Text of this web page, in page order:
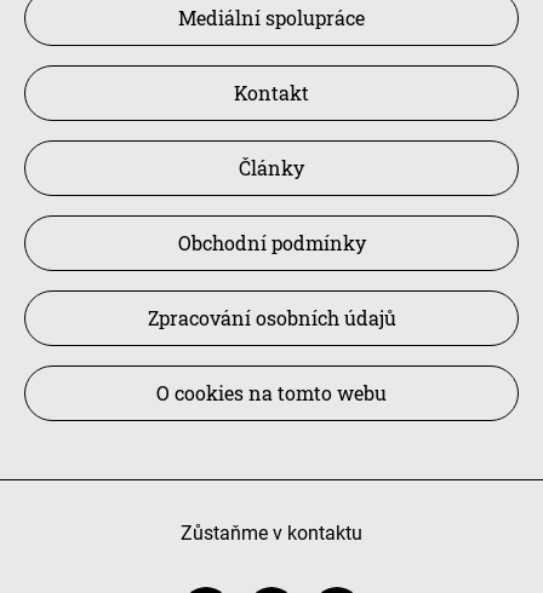
Mediální spolupráce
Kontakt
Články
Obchodní podmínky
Zpracování osobních údajů
O cookies na tomto webu
Zůstaňme v kontaktu